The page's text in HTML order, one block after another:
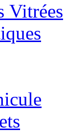
Vitrées